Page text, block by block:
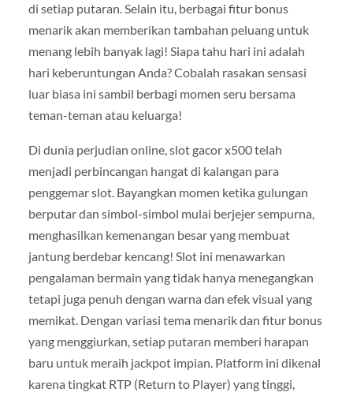
di setiap putaran. Selain itu, berbagai fitur bonus
menarik akan memberikan tambahan peluang untuk
menang lebih banyak lagi! Siapa tahu hari ini adalah
hari keberuntungan Anda? Cobalah rasakan sensasi
luar biasa ini sambil berbagi momen seru bersama
teman-teman atau keluarga!
Di dunia perjudian online, slot gacor x500 telah
menjadi perbincangan hangat di kalangan para
penggemar slot. Bayangkan momen ketika gulungan
berputar dan simbol-simbol mulai berjejer sempurna,
menghasilkan kemenangan besar yang membuat
jantung berdebar kencang! Slot ini menawarkan
pengalaman bermain yang tidak hanya menegangkan
tetapi juga penuh dengan warna dan efek visual yang
memikat. Dengan variasi tema menarik dan fitur bonus
yang menggiurkan, setiap putaran memberi harapan
baru untuk meraih jackpot impian. Platform ini dikenal
karena tingkat RTP (Return to Player) yang tinggi,